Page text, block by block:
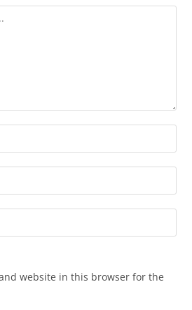
website in this browser for the